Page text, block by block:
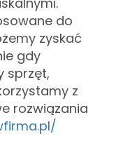
do
zyskać
gdy
sprzęt,
z
rozwiązania